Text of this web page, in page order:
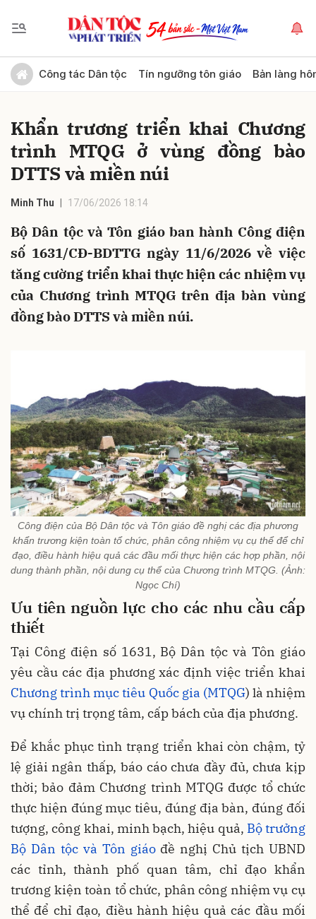
Công tác Dân tộc Tín ngưỡng tôn giáo Bản làng
Khẩn trương triển khai Chương
trình MTQG ở vùng đồng bào
DTTS và miền núi
Minh Thu 17/06/2026 18:14
Bộ Dân tộc và Tôn giáo ban hành Công điện
số 1631/CĐ-BDTTG ngày 11/6/2026 về việc
tăng cường triển khai thực hiện các nhiệm vụ
của Chương trình MTQG trên địa bàn vùng
đồng bào DTTS và miền núi.
Công điện của Bộ Dân tộc và Tôn giáo đề nghị các địa phương
khẩn trương kiện toàn tổ chức, phân công nhiệm vụ cụ thể để chỉ
đạo, điều hành hiệu quả các đầu mối thực hiện các hợp phần, nội
dung thành phần, nội dung cụ thể của Chương trình MTQG. (Ảnh:
Ngọc Chí)
Ưu tiên nguồn lực cho các nhu cầu cấp
thiết
Tại Công điện số 1631, Bộ Dân tộc và Tôn giáo
yêu cầu các địa phương xác định việc triển khai
Chương trình mục tiêu Quốc gia (MTQG) là nhiệm
vụ chính trị trọng tâm, cấp bách của địa phương.
Để khắc phục tình trạng triển khai còn chậm, tỷ
lệ giải ngân thấp, báo cáo chưa đầy đủ, chưa kịp
thời; bảo đảm Chương trình MTQG được tổ chức
thực hiện đúng mục tiêu, đúng địa bàn, đúng đối
tượng, công khai, minh bạch, hiệu quả, Bộ trưởng
Bộ Dân tộc và Tôn giáođề nghị Chủ tịch UBND
các tỉnh, thành phố quan tâm, chỉ đạo khẩn
trương kiện toàn tổ chức, phân công nhiệm vụ cụ
thể để chỉ đạo, điều hành hiệu quả các đầu mối
Gửi bình luận